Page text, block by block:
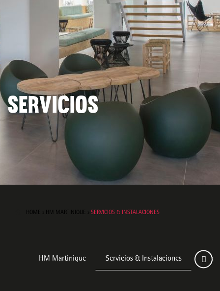
SERVICIOS
HOME » HM MARTINIQUE » SERVICIOS & INSTALACIONES
HM Martinique Servicios & Instalaciones